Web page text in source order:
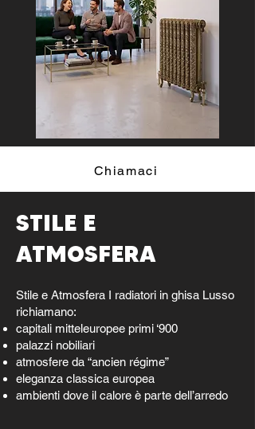
Chiamaci
STILE E
ATMOSFERA
Stile e Atmosfera I radiatori in ghisa Lusso
richiamano:
capitali mitteleuropee primi ‘900
palazzi nobiliari
atmosfere da “ancien régime”
eleganza classica europea
ambienti dove il calore è parte dell’arredo